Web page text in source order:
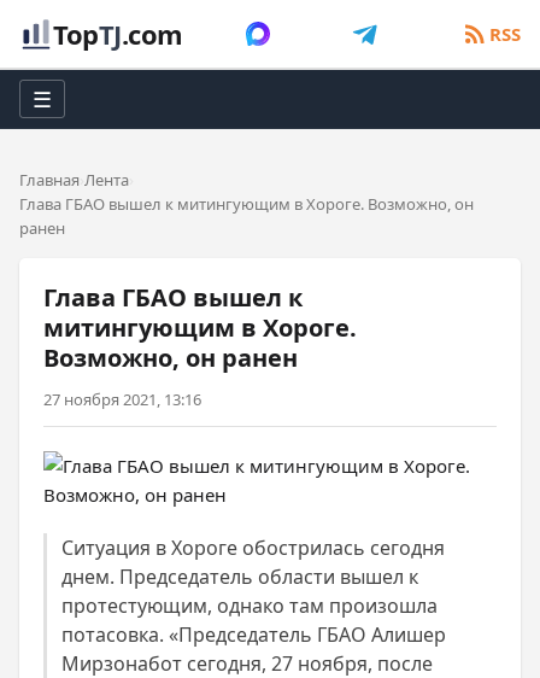
TopTJ.com RSS
☰
Главная Лента
Глава ГБАО вышел к митингующим в Хороге. Возможно, он
ранен
Глава ГБАО вышел к
митингующим в Хороге.
Возможно, он ранен
27 ноября 2021, 13:16
Ситуация в Хороге обострилась сегодня
днем. Председатель области вышел к
протестующим, однако там произошла
потасовка. «Председатель ГБАО Алишер
Мирзонабот сегодня, 27 ноября, после